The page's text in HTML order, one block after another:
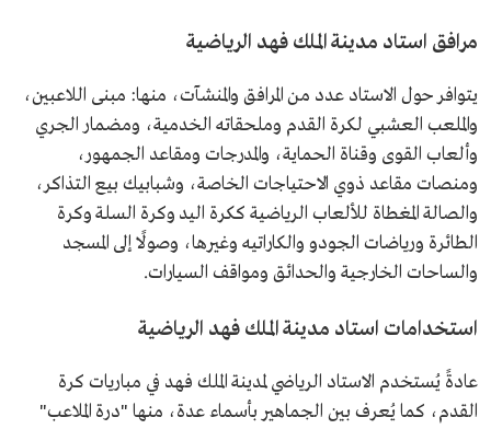
مرافق استاد مدينة الملك فهد الرياضية
يتوافر حول الاستاد عدد من المرافق والمنشآت، منها: مبنى اللاعبين،
والملعب العشبي لكرة القدم وملحقاته الخدمية، ومضمار الجري
وألعاب القوى وقناة الحماية، والمدرجات ومقاعد الجمهور،
ومنصات مقاعد ذوي الاحتياجات الخاصة، وشبابيك بيع التذاكر،
والصالة المغطاة للألعاب الرياضية ككرة اليد وكرة السلة وكرة
الطائرة ورياضات الجودو والكاراتيه وغيرها، وصولًا إلى المسجد
والساحات الخارجية والحدائق ومواقف السيارات.
استخدامات استاد مدينة الملك فهد الرياضية
عادةً يُستخدم الاستاد الرياضي لمدينة الملك فهد في مباريات كرة
القدم، كما يُعرف بين الجماهير بأسماء عدة، منها "درة الملاعب"